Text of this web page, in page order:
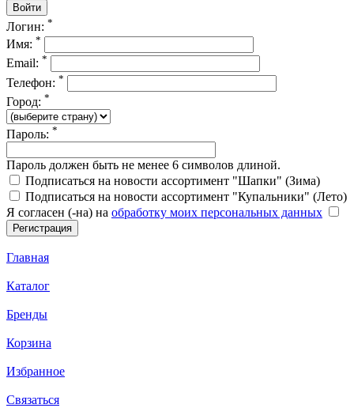
Логин: *
Имя: *
Email: *
Телефон: *
Город: *
Пароль: *
Пароль должен быть не менее 6 символов длиной.
Подписаться на новости ассортимент "Шапки" (Зима)
Подписаться на новости ассортимент "Купальники" (Лето)
Я согласен (-на) на обработку моих персональных данных
Главная
Каталог
Бренды
Корзина
Избранное
Связаться